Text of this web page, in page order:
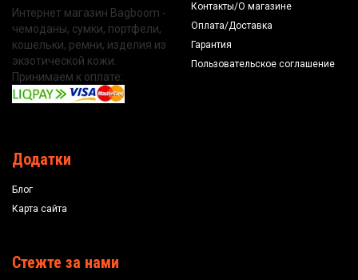
Интернет магазин Bagboom -
чемоданы, сумки, портфели,
кошельки, ремни, изделия из
экзотической кожи.
Принимаем к оплате:
Контакты/О магазине
Оплата/Доставка
Гарантия
Пользовательское соглашение
Додатки
Блог
Карта сайта
Стежте за нами